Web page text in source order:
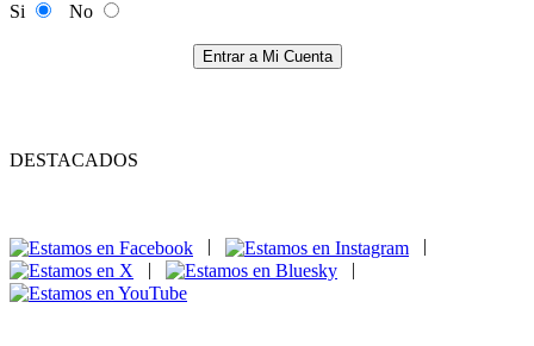
Si
No
Entrar a Mi Cuenta
DESTACADOS
|
|